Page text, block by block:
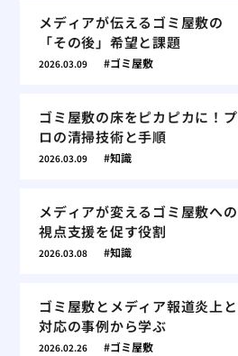
メディアが伝えるゴミ屋敷の
「その後」希望と課題
2026.03.09 ゴミ屋敷
ゴミ屋敷の床をピカピカに！プ
ロの清掃技術と手順
2026.03.09 知識
メディアが変えるゴミ屋敷への
視点支援を促す役割
2026.03.08 知識
ゴミ屋敷とメディア報道炎上と
対応の事例から学ぶ
2026.02.26 ゴミ屋敷